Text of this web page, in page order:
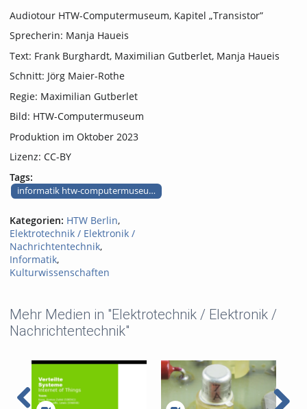
Audiotour HTW-Computermuseum, Kapitel „Transistor”
Sprecherin: Manja Haueis
Text: Frank Burghardt, Maximilian Gutberlet, Manja Haueis
Schnitt: Jörg Maier-Rothe
Regie: Maximilian Gutberlet
Bild: HTW-Computermuseum
Produktion im Oktober 2023
Lizenz: CC-BY
Tags:
informatik htw-computermuseum audiotour informatik transistor
Kategorien: HTW Berlin,
Elektrotechnik / Elektronik /
Nachrichtentechnik,
Informatik,
Kulturwissenschaften
Mehr Medien in "Elektrotechnik / Elektronik /
Nachrichtentechnik"